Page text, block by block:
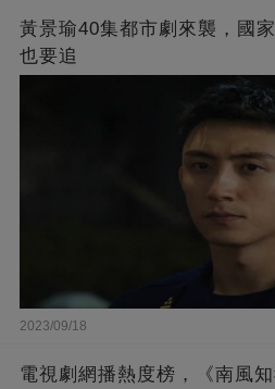
黃景瑜40集都市劇來襲，國
也要追
2023/09/18
電視劇網播熱度榜，《南風